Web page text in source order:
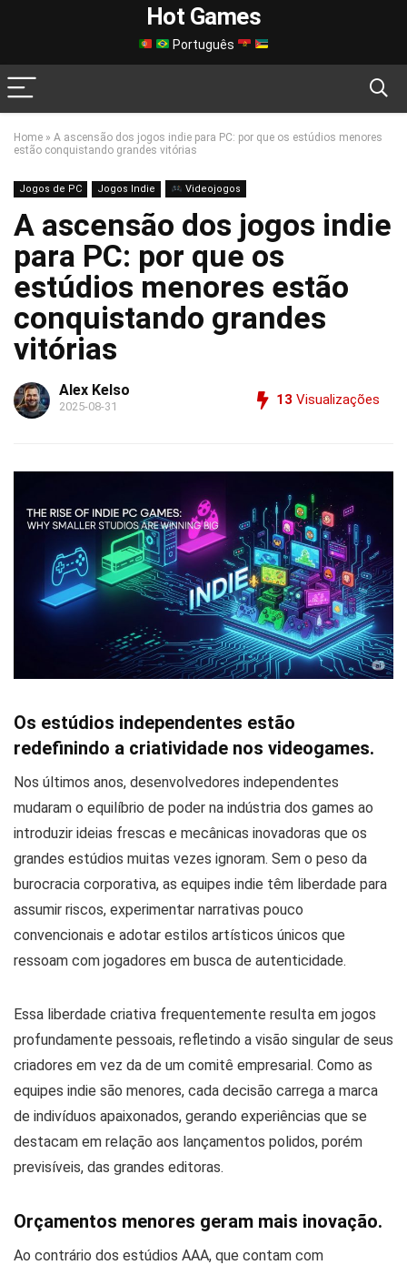
Hot Games
Português
Home » A ascensão dos jogos indie para PC: por que os estúdios menores
estão conquistando grandes vitórias
Jogos de PC Jogos Indie Videojogos
A ascensão dos jogos indie
para PC: por que os
estúdios menores estão
conquistando grandes
vitórias
Alex Kelso
2025-08-31 13 Visualizações
Os estúdios independentes estão
redefinindo a criatividade nos videogames.
Nos últimos anos, desenvolvedores independentes
mudaram o equilíbrio de poder na indústria dos games ao
introduzir ideias frescas e mecânicas inovadoras que os
grandes estúdios muitas vezes ignoram. Sem o peso da
burocracia corporativa, as equipes indie têm liberdade para
assumir riscos, experimentar narrativas pouco
convencionais e adotar estilos artísticos únicos que
ressoam com jogadores em busca de autenticidade.
Essa liberdade criativa frequentemente resulta em jogos
profundamente pessoais, refletindo a visão singular de seus
criadores em vez da de um comitê empresarial. Como as
equipes indie são menores, cada decisão carrega a marca
de indivíduos apaixonados, gerando experiências que se
destacam em relação aos lançamentos polidos, porém
previsíveis, das grandes editoras.
Orçamentos menores geram mais inovação.
Ao contrário dos estúdios AAA, que contam com